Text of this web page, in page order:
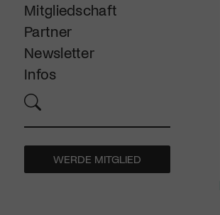
Mitgliedschaft
Partner
Newsletter
Infos
WERDE MITGLIED